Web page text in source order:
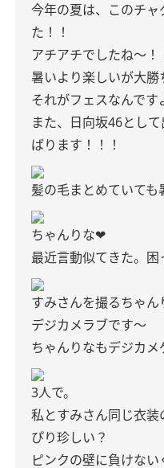
今年の夏は、このチ
た！！
アチアチでしたね〜！
暑いより楽しいが大勝
それがフェスなんです
また、日向坂46とし
ばります！！！
髪の毛まとめていても
ちゃんりな❤︎
最近言動似てきた。
すみさんを撮るちゃん
デジカメラブです〜
ちゃんりなもデジカ
3人で。
私とすみさん同じ衣
ぴり珍しい？
ピンクの壁に負けな